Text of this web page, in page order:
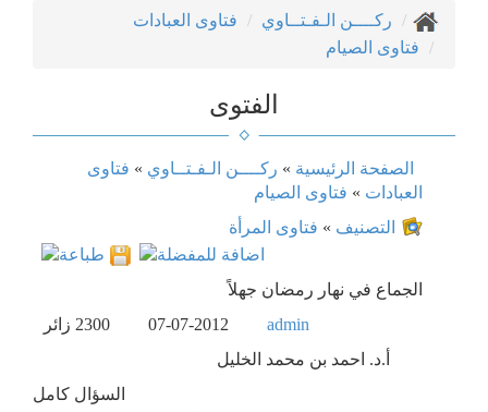
ركــــن الـفـتــاوي
فتاوى العبادات
فتاوى الصيام
الفتوى
الصفحة الرئيسية » ركــــن الـفـتــاوي » فتاوى
العبادات » فتاوى الصيام
التصنيف » فتاوى المرأة
الجماع في نهار رمضان جهلاً
2300 زائر 07-07-2012
admin
أ.د. احمد بن محمد الخليل
السؤال كامل